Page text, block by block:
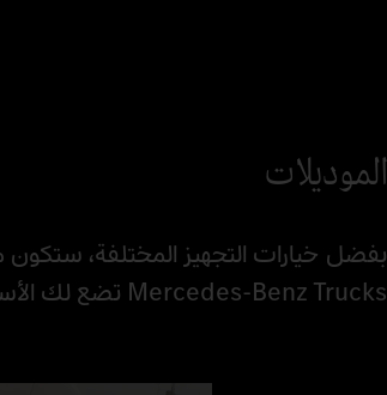
الموديلات
بفضل خيارات التجهيز المختلفة،
Mercedes‑Benz Trucks تضع لك الأساس لهذا الغرض.